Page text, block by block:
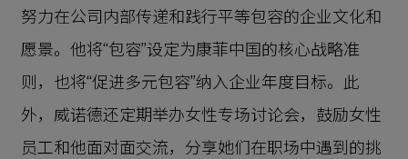
努力在公司内部传递和践行平等包容的企业文化和
愿景。他将“包容”设定为康菲中国的核心战略准
则，也将“促进多元包容”纳入企业年度目标。此
外，威诺德还定期举办女性专场讨论会，鼓励女性
员工和他面对面交流，分享她们在职场中遇到的挑